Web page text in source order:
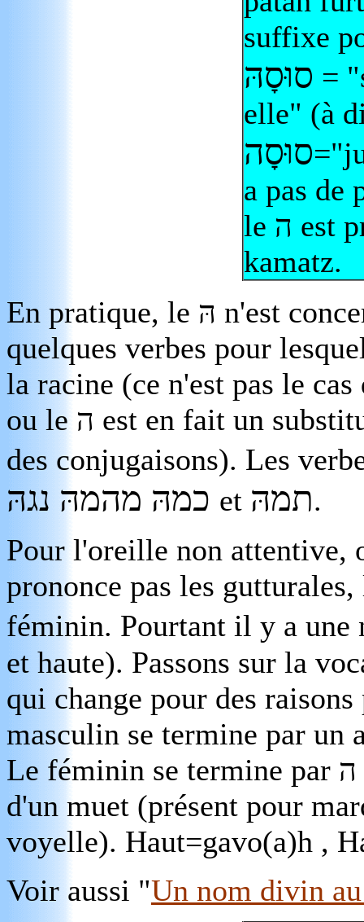
suffixe
סוּסָהּ =
elle" (à
סוּסָה
a pas de
le
est
kamatz.
En pratique, le
n'est
quelques verbes pour
la racine (ce n'est pas le
ou le
est en fait un
des conjugaisons). Les
et תמהּ.
Pour l'oreille non attentive,
prononce pas les
féminin. Pourtant il y a une
et haute). Passons sur la
qui change pour des
masculin se termine par
Le féminin se termine par
d'un muet (présent pour
voyelle). Haut=gavo(a)h ,
Voir aussi "Un nom divin